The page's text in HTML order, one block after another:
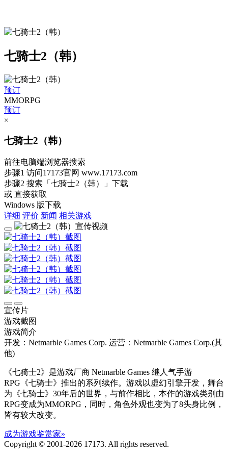
七骑士2（韩）
预订
MMORPG
预订
×
七骑士2（韩）
前往电脑端浏览器搜索
步骤1 访问17173官网 www.17173.com
步骤2 搜索 「七骑士2（韩）」 下载
或 直接获取
Windows 版下载
详细 评价 新闻 相关游戏
宣传片
游戏截图
游戏简介
开发：Netmarble Games Corp. 运营：Netmarble Games Corp.(其
他)
《七骑士2》是游戏厂商 Netmarble Games 继人气手游
RPG《七骑士》推出的系列续作。游戏以虚幻引擎开发，舞台
为《七骑士》30年后的世界，与前作相比，本作的游戏类别由
RPG变成为MMORPG，同时，角色外观也变为了8头身比例，
皆有较大改变。
成为游戏鉴赏家»
Copyright © 2001-2026 17173. All rights reserved.